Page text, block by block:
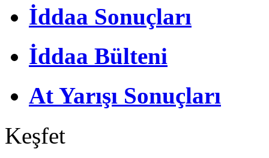
İddaa Sonuçları
İddaa Bülteni
At Yarışı Sonuçları
Keşfet